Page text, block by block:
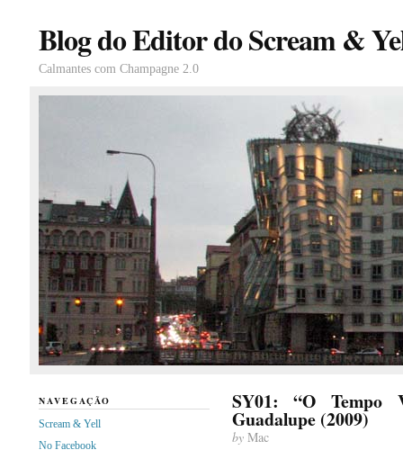
Blog do Editor do Scream &
Calmantes com Champagne 2.0
SY01: “O Tempo
Guadalupe (2009)
byMac
NAVEGAÇÃO
Scream & Yell
No Facebook